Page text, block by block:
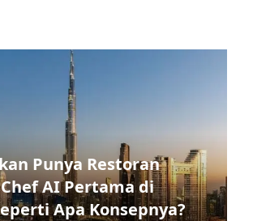
Punya Restoran
AI Pertama di
Apa Konsepnya?